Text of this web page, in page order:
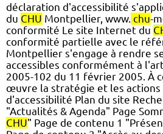
déclaration d'accessibilité
du CHU Montpellier, www. chu-
conformité Le site Internet du
conformité partielle avec le
Montpellier s'engage à rendre
accessibles conformément à
2005-102 du 11 février 2005. À
œuvre la stratégie et les actions
d'accessibilité Plan du site
"Actualités & Agenda" Page
CHU" Page de contenu 1